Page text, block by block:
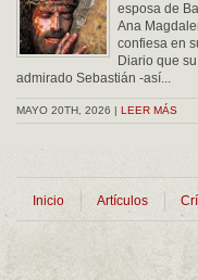
esposa de
Ana
confiesa en
Diario que su
admirado Sebastián -así...
MAYO 20TH, 2026 | LEER MÁS
Inicio Artículos